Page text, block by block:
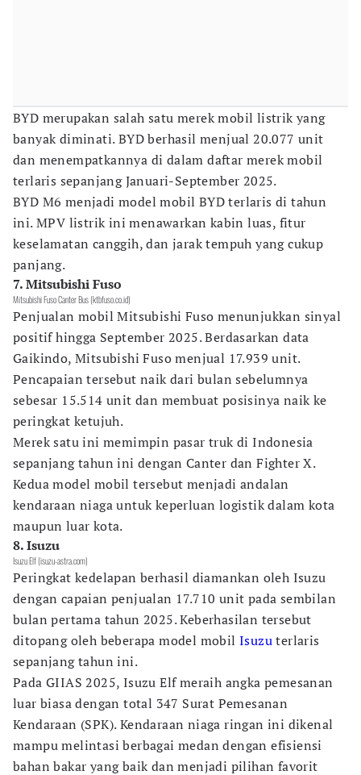
BYD merupakan salah satu merek mobil listrik yang
banyak diminati. BYD berhasil menjual 20.077 unit
dan menempatkannya di dalam daftar merek mobil
terlaris sepanjang Januari-September 2025.
BYD M6 menjadi model mobil BYD terlaris di tahun
ini. MPV listrik ini menawarkan kabin luas, fitur
keselamatan canggih, dan jarak tempuh yang cukup
panjang.
7. Mitsubishi Fuso
Mitsubishi Fuso Canter Bus (ktbfuso.co.id)
Penjualan mobil Mitsubishi Fuso menunjukkan sinyal
positif hingga September 2025. Berdasarkan data
Gaikindo, Mitsubishi Fuso menjual 17.939 unit.
Pencapaian tersebut naik dari bulan sebelumnya
sebesar 15.514 unit dan membuat posisinya naik ke
peringkat ketujuh.
Merek satu ini memimpin pasar truk di Indonesia
sepanjang tahun ini dengan Canter dan Fighter X.
Kedua model mobil tersebut menjadi andalan
kendaraan niaga untuk keperluan logistik dalam kota
maupun luar kota.
8. Isuzu
Isuzu Elf (isuzu-astra.com)
Peringkat kedelapan berhasil diamankan oleh Isuzu
dengan capaian penjualan 17.710 unit pada sembilan
bulan pertama tahun 2025. Keberhasilan tersebut
ditopang oleh beberapa model mobil Isuzuterlaris
sepanjang tahun ini.
Pada GIIAS 2025, Isuzu Elf meraih angka pemesanan
luar biasa dengan total 347 Surat Pemesanan
Kendaraan (SPK). Kendaraan niaga ringan ini dikenal
mampu melintasi berbagai medan dengan efisiensi
bahan bakar yang baik dan menjadi pilihan favorit